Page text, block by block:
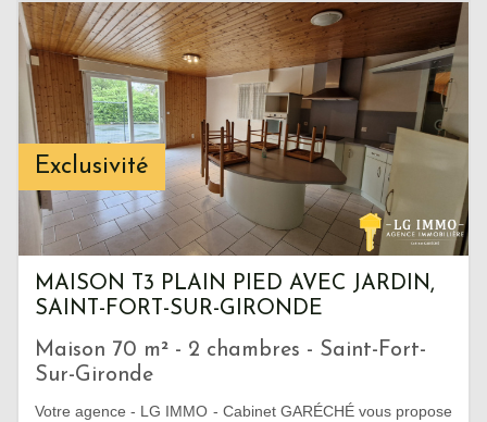
Exclusivité
MAISON T3 PLAIN PIED AVEC JARDIN,
SAINT-FORT-SUR-GIRONDE
Maison 70 m² - 2 chambres - Saint-Fort-
Sur-Gironde
Votre agence - LG IMMO - Cabinet GARÉCHÉ vous propose